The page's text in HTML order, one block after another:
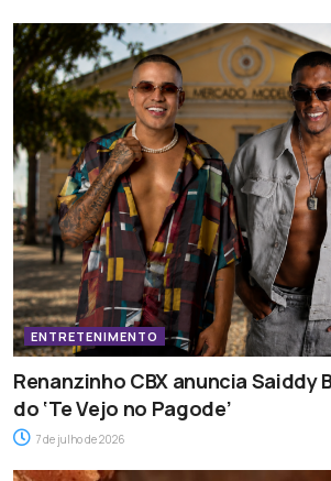
ENTRETENIMENTO
Renanzinho CBX anuncia Saiddy
do ‘Te Vejo no Pagode’
7 de julho de 2026